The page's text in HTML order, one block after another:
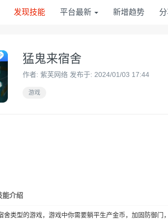
发现技能 平台最新 新增趋势
猛鬼来宿舍
作者: 紫芙网络 发布于: 2024/01/03 17:44
游戏
能介绍
舍类型的游戏，游戏中你需要躺平生产金币，加固防御门